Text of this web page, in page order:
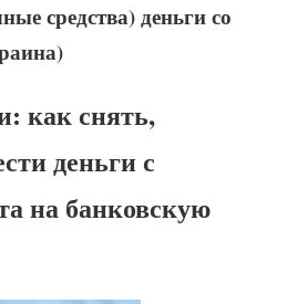
средства) деньги со
как снять,
деньги с
на банковскую